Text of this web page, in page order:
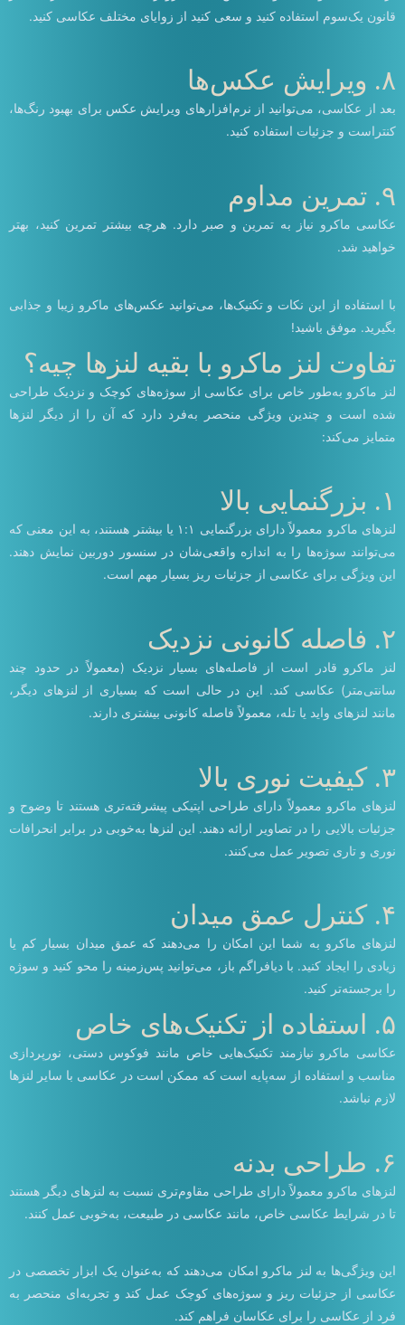
قانون یک‌سوم استفاده کنید و سعی کنید از زوایای مختلف عکاسی کنید.
۸. ویرایش عکس‌ها
بعد از عکاسی، می‌توانید از نرم‌افزارهای ویرایش عکس برای بهبود رنگ‌ها،
کنتراست و جزئیات استفاده کنید.
۹. تمرین مداوم
عکاسی ماکرو نیاز به تمرین و صبر دارد. هرچه بیشتر تمرین کنید، بهتر
خواهید شد.
با استفاده از این نکات و تکنیک‌ها، می‌توانید عکس‌های ماکرو زیبا و جذابی
بگیرید. موفق باشید!
تفاوت لنز ماکرو با بقیه لنزها چیه؟
لنز ماکرو به‌طور خاص برای عکاسی از سوژه‌های کوچک و نزدیک طراحی
شده است و چندین ویژگی منحصر به‌فرد دارد که آن را از دیگر لنزها
متمایز می‌کند:
۱. بزرگنمایی بالا
لنزهای ماکرو معمولاً دارای بزرگنمایی ۱:۱ یا بیشتر هستند، به این معنی که
می‌توانند سوژه‌ها را به اندازه واقعی‌شان در سنسور دوربین نمایش دهند.
این ویژگی برای عکاسی از جزئیات ریز بسیار مهم است.
۲. فاصله کانونی نزدیک
لنز ماکرو قادر است از فاصله‌های بسیار نزدیک (معمولاً در حدود چند
سانتی‌متر) عکاسی کند. این در حالی است که بسیاری از لنزهای دیگر،
مانند لنزهای واید یا تله، معمولاً فاصله کانونی بیشتری دارند.
۳. کیفیت نوری بالا
لنزهای ماکرو معمولاً دارای طراحی اپتیکی پیشرفته‌تری هستند تا وضوح و
جزئیات بالایی را در تصاویر ارائه دهند. این لنزها به‌خوبی در برابر انحرافات
نوری و تاری تصویر عمل می‌کنند.
۴. کنترل عمق میدان
لنزهای ماکرو به شما این امکان را می‌دهند که عمق میدان بسیار کم یا
زیادی را ایجاد کنید. با دیافراگم باز، می‌توانید پس‌زمینه را محو کنید و سوژه
را برجسته‌تر کنید.
۵. استفاده از تکنیک‌های خاص
عکاسی ماکرو نیازمند تکنیک‌هایی خاص مانند فوکوس دستی، نورپردازی
مناسب و استفاده از سه‌پایه است که ممکن است در عکاسی با سایر لنزها
لازم نباشد.
۶. طراحی بدنه
لنزهای ماکرو معمولاً دارای طراحی مقاوم‌تری نسبت به لنزهای دیگر هستند
تا در شرایط عکاسی خاص، مانند عکاسی در طبیعت، به‌خوبی عمل کنند.
این ویژگی‌ها به لنز ماکرو امکان می‌دهند که به‌عنوان یک ابزار تخصصی در
عکاسی از جزئیات ریز و سوژه‌های کوچک عمل کند و تجربه‌ای منحصر به
فرد از عکاسی را برای عکاسان فراهم کند.